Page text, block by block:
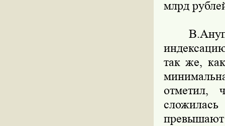
млрд
так же,
отметил,